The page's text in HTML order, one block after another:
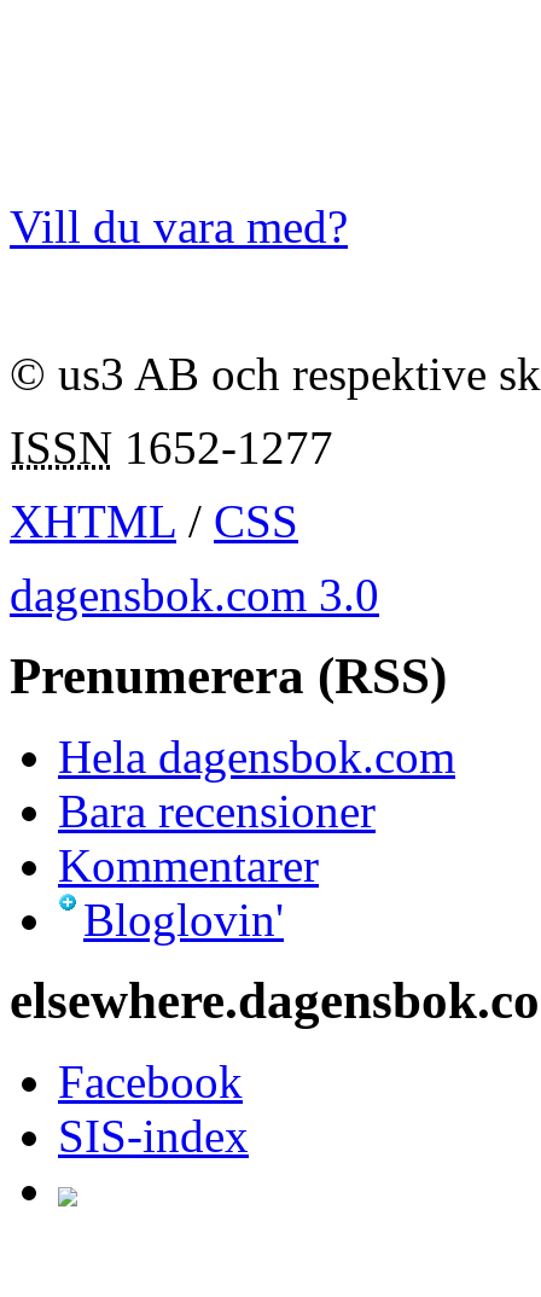
Vill du vara med?
© us3 AB och respektive
ISSN 1652-1277
XHTML / CSS
dagensbok.com 3.0
Prenumerera (RSS)
Hela dagensbok.com
Bara recensioner
Kommentarer
Bloglovin'
Facebook
SIS-index